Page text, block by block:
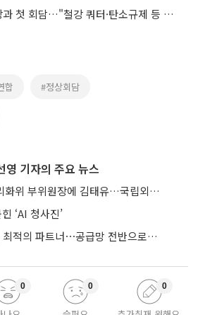
이 대통령, EU 정상과 첫 회담…"철강 쿼터·탄소규제 등 논의"
합 #정상회담
기자의 주요 뉴스
이 대통령, 규제합리화위 부위원장에 김태유…국립외교원장 김흥규
‘AI 청사진’
이 대통령 “아르헨, 최적의 파트너⋯공급망 전반으로 확대”
0 0 0